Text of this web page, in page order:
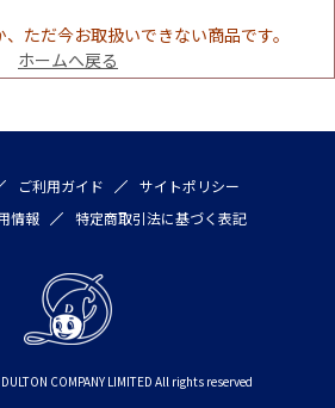
ただ今お取扱いできない商品です。
ホームへ戻る
ご利用ガイド
サイトポリシー
情報 特定商取引法に基づく表記
COMPANY LIMITED All rights reserved